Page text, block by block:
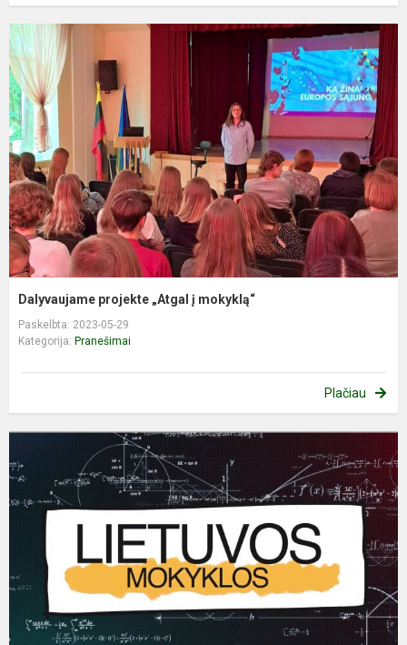
Dalyvaujame projekte „Atgal į mokyklą“
Paskelbta: 2023-05-29
Kategorija: Pranešimai
Plačiau